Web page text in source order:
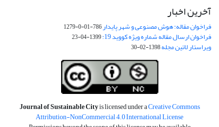
آخرین اخبار
فراخوان مقاله: هوش مصنوعی و شهر پایدار786-01-0-1279
فراخوان ارسال مقاله شماره ویژه کووید 19: 1399-04-23
ویراستار لاتین مجله1398-02-30
Journal of Sustainable Cityis licensed under aCreative Commons
Attribution-NonCommercial 4.0 International License